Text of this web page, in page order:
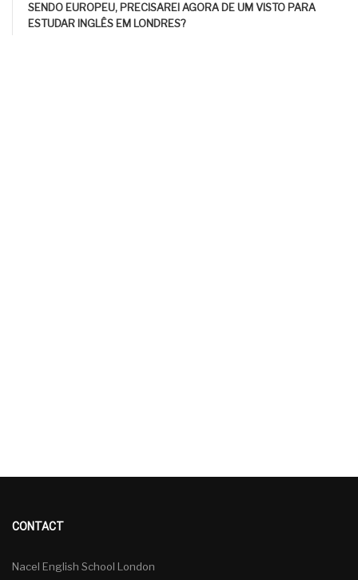
SENDO EUROPEU, PRECISAREI AGORA DE UM VISTO PARA
ESTUDAR INGLÊS EM LONDRES?
CONTACT
Nacel English School London